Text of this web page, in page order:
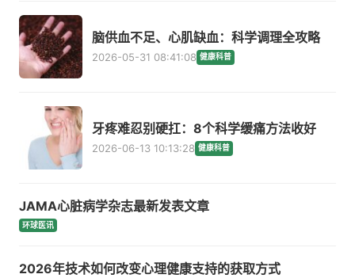
脑供血不足、心肌缺血：科学调理全攻略
2026-05-31 08:41:08 健康科普
牙疼难忍别硬扛：8个科学缓痛方法收好
2026-06-13 10:13:28 健康科普
JAMA心脏病学杂志最新发表文章
环球医讯
2026年技术如何改变心理健康支持的获取方式